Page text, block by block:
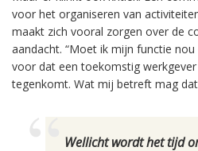
voor het organiseren van
maakt zich vooral zorgen over de
aandacht. “Moet ik mijn functie
voor dat een toekomstig
tegenkomt. Wat mij betreft mag
Wellicht wordt het tijd